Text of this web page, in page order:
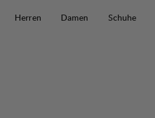
Herren
Damen Schuhe